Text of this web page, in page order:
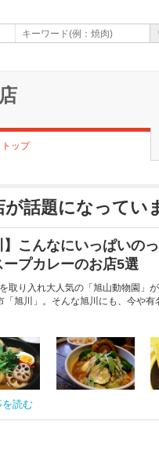
トップ
が話題になってい
】こんなにいっぱいの
ープカレーのお店5選
取り入れ大人気の「旭山動物園」
「旭川」。そんな旭川にも、今や
を読む